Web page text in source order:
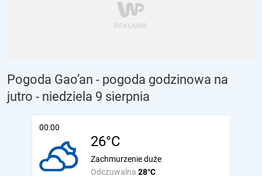
Pogoda Gao’an - pogoda godzinowa na
jutro - niedziela 9 sierpnia
00:00
26°C
Odczuwalna 28°C
Zachmurzenie duże